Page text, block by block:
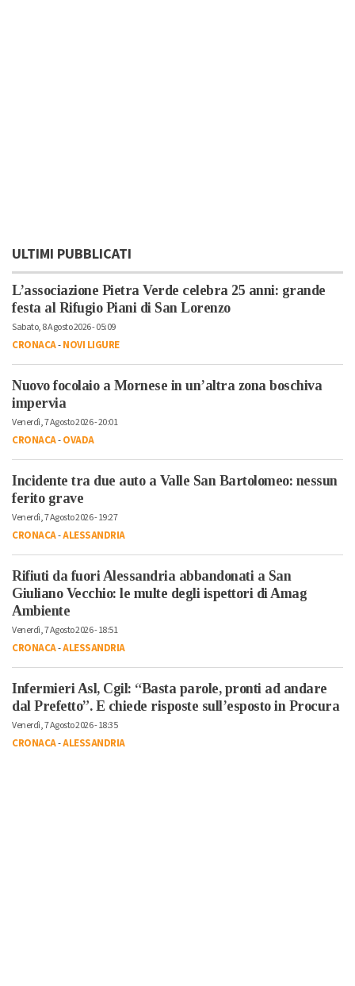
ULTIMI PUBBLICATI
L’associazione Pietra Verde celebra 25 anni: grande
festa al Rifugio Piani di San Lorenzo
Sabato, 8 Agosto 2026 - 05:09
CRONACA-NOVI LIGURE
Nuovo focolaio a Mornese in un’altra zona boschiva
impervia
Venerdì, 7 Agosto 2026 - 20:01
CRONACA-OVADA
Incidente tra due auto a Valle San Bartolomeo: nessun
ferito grave
Venerdì, 7 Agosto 2026 - 19:27
CRONACA-ALESSANDRIA
Rifiuti da fuori Alessandria abbandonati a San
Giuliano Vecchio: le multe degli ispettori di Amag
Ambiente
Venerdì, 7 Agosto 2026 - 18:51
CRONACA-ALESSANDRIA
Infermieri Asl, Cgil: “Basta parole, pronti ad andare
dal Prefetto”. E chiede risposte sull’esposto in Procura
Venerdì, 7 Agosto 2026 - 18:35
CRONACA-ALESSANDRIA